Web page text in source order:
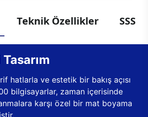
Teknik Özellikler SSS
hatlarla ve estetik bir bakış açısı
bilgisayarlar, zaman içerisinde
karşı özel bir mat boyama